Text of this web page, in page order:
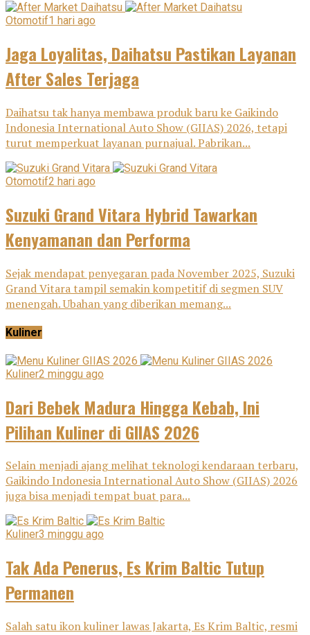
Otomotif1 hari ago
Jaga Loyalitas, Daihatsu Pastikan Layanan
After Sales Terjaga
Daihatsu tak hanya membawa produk baru ke Gaikindo
Indonesia International Auto Show (GIIAS) 2026, tetapi
turut memperkuat layanan purnajual. Pabrikan...
Otomotif2 hari ago
Suzuki Grand Vitara Hybrid Tawarkan
Kenyamanan dan Performa
Sejak mendapat penyegaran pada November 2025, Suzuki
Grand Vitara tampil semakin kompetitif di segmen SUV
menengah. Ubahan yang diberikan memang...
Kuliner
Kuliner2 minggu ago
Dari Bebek Madura Hingga Kebab, Ini
Pilihan Kuliner di GIIAS 2026
Selain menjadi ajang melihat teknologi kendaraan terbaru,
Gaikindo Indonesia International Auto Show (GIIAS) 2026
juga bisa menjadi tempat buat para...
Kuliner3 minggu ago
Tak Ada Penerus, Es Krim Baltic Tutup
Permanen
Salah satu ikon kuliner lawas Jakarta, Es Krim Baltic, resmi